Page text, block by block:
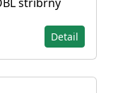
Detail